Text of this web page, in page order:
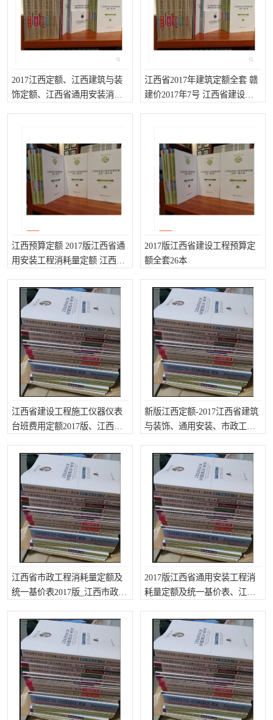
2017江西定额、江西建筑与装
饰定额、江西省通用安装消耗
江西省2017年建筑定额全套 赣
建价2017年7号 江西省建设工
江西预算定额 2017版江西省通
用安装工程消耗量定额 江西建
2017版江西省建设工程预算定
额全套26本
江西省建设工程施工仪器仪表
台班费用定额2017版、江西省
新版江西定额-2017江西省建筑
与装饰、通用安装、市政工程
江西省市政工程消耗量定额及
统一基价表2017版_江西市政工
2017版江西省通用安装工程消
耗量定额及统一基价表、江西
内蒙古建设工程预算定额 公路工程预算定额
陕西建设工程消耗量定额 新疆建设工程预算定额
贵州水利水电定额 铁路概预算定额
额 验评定标准
广西建筑安装工程预算定 内河沿海港口疏浚定额
*考军校教材 黑龙江建设工程计价定额
电力工程预算概算定额 重庆市建设工程计价定额
江苏省建设工程计价定额 深圳市建设工程消耗量定
额
四川省清单定额 河南省建设工程预算定额
云南省建设工程预算定额 2020民法典
陕西省水利工程概预算定
额
宁夏建设工程计价定额
冶金工业建设工程概算定
额
河北省建设工程消耗量定
额
天津建设工程预算定额 20kv及以下配电网工程预
算定额
广东省水利水电概预算定
额
全国消耗量工程定额
四川省清单计价定额 北京市建设工程消耗量定
额